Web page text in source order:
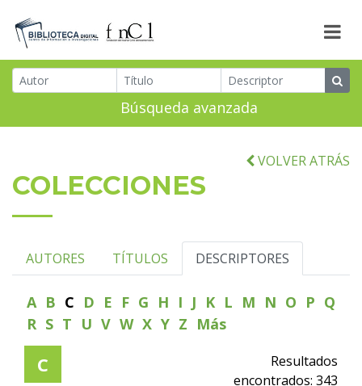
Búsqueda avanzada
VOLVER ATRÁS
COLECCIONES
AUTORES TÍTULOS DESCRIPTORES
A B C D E F G H I J K L M N O P Q
R S T U V W X Y Z Más
C
Resultados
encontrados: 343